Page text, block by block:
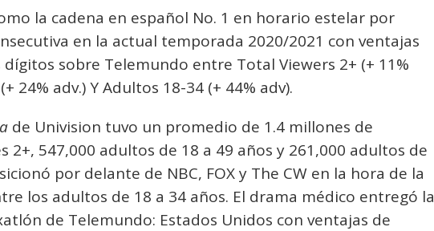
la cadena en español No. 1 en horario estelar por
en la actual temporada 2020/2021 con ventajas
sobre Telemundo entre Total Viewers 2+ (+ 11%
24% adv.) Y Adultos 18-34 (+ 44% adv).
de Univision tuvo un promedio de 1.4 millones de
2+, 547,000 adultos de 18 a 49 años y 261,000 adultos de
por delante de NBC, FOX y The CW en la hora de la
los adultos de 18 a 34 años. El drama médico entregó la
de Telemundo: Estados Unidos con ventajas de